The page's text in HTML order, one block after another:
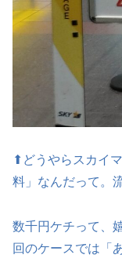
⬆どうやらスカイ
料」なんだって。
数千円ケチって、
回のケースでは「